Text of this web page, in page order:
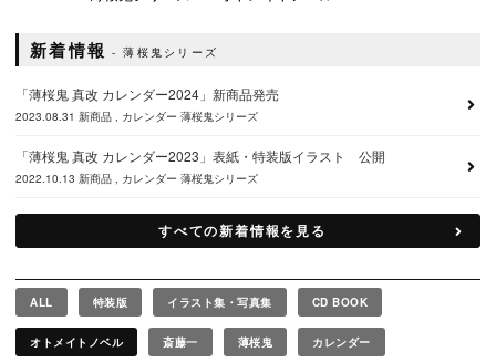
新着情報 薄桜鬼シリーズ
「薄桜鬼 真改 カレンダー2024」新商品発売
2023.08.31 新商品 カレンダー 薄桜鬼シリーズ
「薄桜鬼 真改 カレンダー2023」表紙・特装版イラスト 公開
2022.10.13 新商品 カレンダー 薄桜鬼シリーズ
すべての新着情報を見る
ALL 特装版 イラスト集・写真集 CD BOOK
オトメイトノベル 斎藤一 薄桜鬼 カレンダー